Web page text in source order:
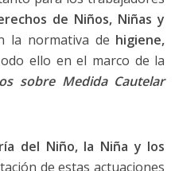
de Niños, Niñas y
la normativa de higiene,
ello en el marco de la
sobre Medida Cautelar
del Niño, la Niña y los
de estas actuaciones